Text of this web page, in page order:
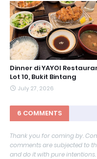
Dinner di YAYOI
Lot 10, Bukit Bintang
July 27, 2026
6 COMMENTS
Thank you for coming by.
comments are subjected to
and do it with pure